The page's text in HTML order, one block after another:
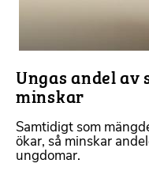
Ungas andel
minskar
Samtidigt som
ökar, så minskar
ungdomar.